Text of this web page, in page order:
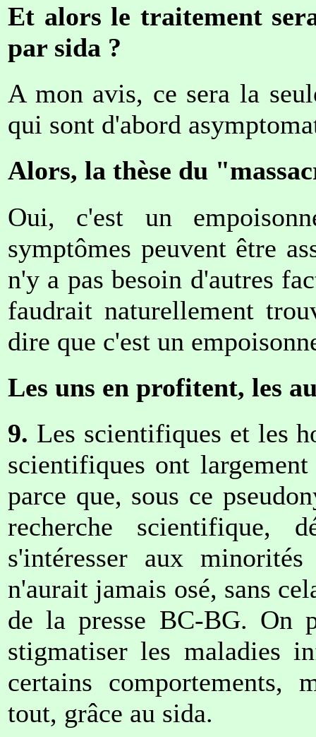
Et alors le traitement
par sida ?
A mon avis, ce sera la
qui sont d'abord
Alors, la thèse du
Oui, c'est un
symptômes peuvent être
n'y a pas besoin d'autres
faudrait naturellement
dire que c'est un
Les uns en profitent, les
9. Les scientifiques et les
scientifiques ont
parce que, sous ce
recherche scientifique,
s'intéresser aux
n'aurait jamais osé, sans
de la presse BC-BG. On
stigmatiser les maladies
certains comportements,
tout, grâce au sida.